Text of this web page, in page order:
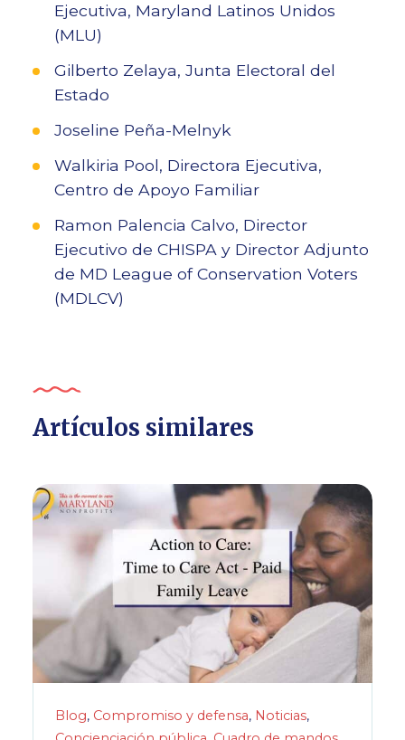
Ejecutiva, Maryland Latinos Unidos
(MLU)
Gilberto Zelaya, Junta Electoral del
Estado
Joseline Peña-Melnyk
Walkiria Pool, Directora Ejecutiva,
Centro de Apoyo Familiar
Ramon Palencia Calvo, Director
Ejecutivo de CHISPA y Director Adjunto
de MD League of Conservation Voters
(MDLCV)
Artículos similares
Blog, Compromiso y defensa, Noticias,